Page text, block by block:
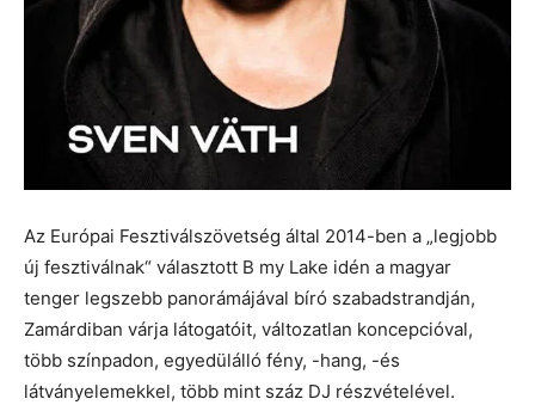
Az Európai Fesztiválszövetség által 2014-ben a „legjobb
új fesztiválnak“ választott B my Lake idén a magyar
tenger legszebb panorámájával bíró szabadstrandján,
Zamárdiban várja látogatóit, változatlan koncepcióval,
több színpadon, egyedülálló fény, -hang, -és
látványelemekkel, több mint száz DJ részvételével.